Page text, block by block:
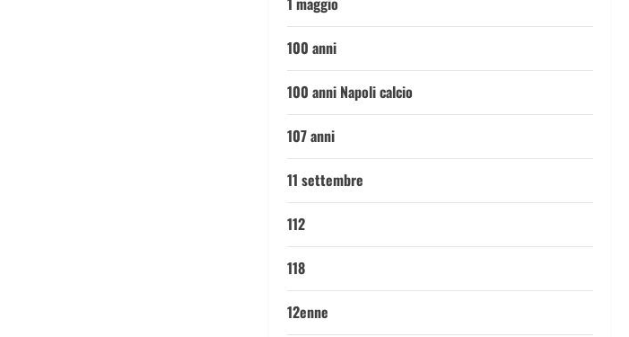
100 anni
100 anni Napoli calcio
107 anni
11 settembre
112
118
12enne